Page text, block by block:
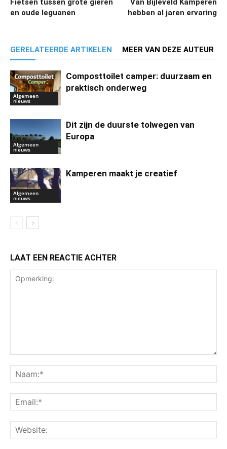
Fietsen tussen grote gieren
en oude leguanen
Van Bijleveld Kamperen
hebben al jaren ervaring
GERELATEERDE ARTIKELEN MEER VAN DEZE AUTEUR
Algemeen
nieuws
Composttoilet camper: duurzaam en
praktisch onderweg
Algemeen
nieuws
Dit zijn de duurste tolwegen van
Europa
Algemeen
nieuws
Kamperen maakt je creatief
LAAT EEN REACTIE ACHTER